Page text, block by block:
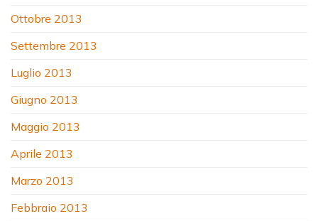
Ottobre 2013
Settembre 2013
Luglio 2013
Giugno 2013
Maggio 2013
Aprile 2013
Marzo 2013
Febbraio 2013